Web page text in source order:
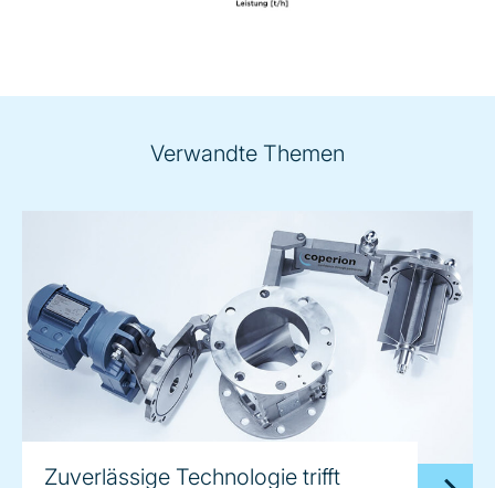
Verwandte Themen
Zuverlässige Technologie trifft